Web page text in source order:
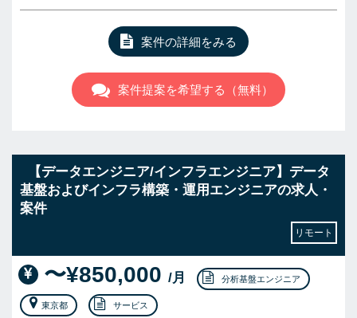
案件の詳細をみる
案件提案を希望する（無料）
【データエンジニア/インフラエンジニア】データ
基盤およびインフラ構築・運用エンジニアの求人・
案件
リモート
〜¥850,000 /月 分析基盤エンジニア
東京都 サービス